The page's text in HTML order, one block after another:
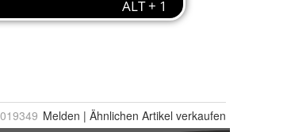
Melden | Ähnlichen Artikel verkaufen